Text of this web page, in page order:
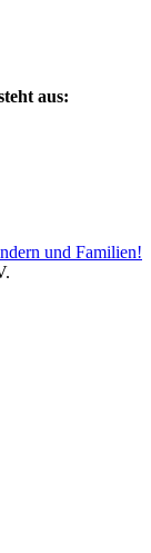
aus:
und Familien!